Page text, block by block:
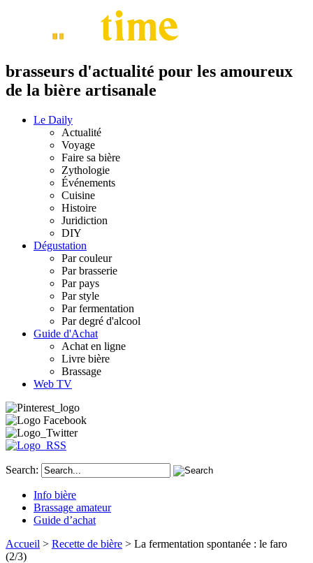
brasseurs d'actualité pour les amoureux
de la bière artisanale
Le Daily
Actualité
Voyage
Faire sa bière
Zythologie
Événements
Cuisine
Histoire
Juridiction
DIY
Dégustation
Par couleur
Par brasserie
Par pays
Par style
Par fermentation
Par degré d'alcool
Guide d'Achat
Achat en ligne
Livre bière
Brassage
Web TV
Search:
Info bière
Brassage amateur
Guide d’achat
Accueil > Recette de bière > La fermentation spontanée : le faro
(2/3)